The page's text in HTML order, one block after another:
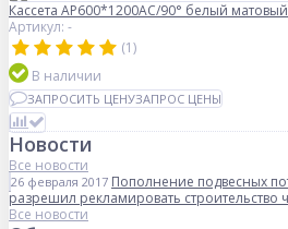
Кассета AP600*1200AC/90° белый
Артикул: -
(1)
В наличии
ЗАПРОСИТЬ ЦЕНУЗАПРОС ЦЕНЫ
Новости
Все новости
26 февраля 2017 Пополнение подвесных
разрешил рекламировать строительство
Все новости